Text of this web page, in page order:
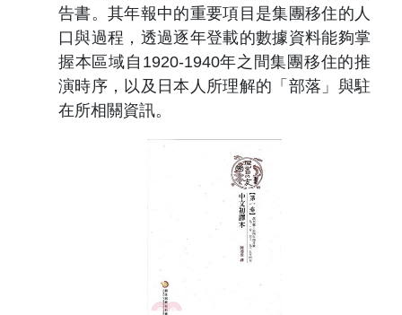
告書。其年報中的重要項目是集團移住的人
口與過程，透過逐年登載的數據資料能夠掌
握本區域自 1920-1940年之間集團移住的推
演時序，以及日本人所理解的「部落」與駐
在所相關資訊。